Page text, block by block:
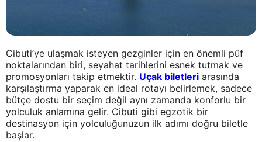
Cibuti’ye ulaşmak isteyen gezginler için en önemli püf
noktalarından biri, seyahat tarihlerini esnek tutmak ve
promosyonları takip etmektir. Uçak biletleri arasında
karşılaştırma yaparak en ideal rotayı belirlemek, sadece
bütçe dostu bir seçim değil aynı zamanda konforlu bir
yolculuk anlamına gelir. Cibuti gibi egzotik bir
destinasyon için yolculuğunuzun ilk adımı doğru biletle
başlar.